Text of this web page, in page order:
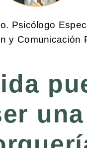
Psicólogo
y Comunicación
una